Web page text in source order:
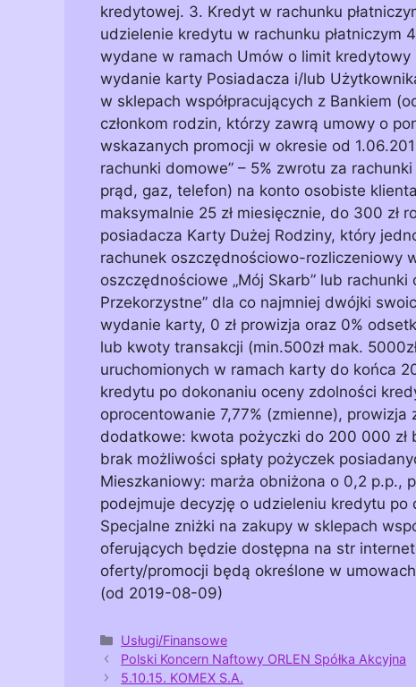
kredytowej. 3. Kredyt w rachunku
udzielenie kredytu w rachunku płatniczym
wydane w ramach Umów o limit
wydanie karty Posiadacza i/lub
w sklepach współpracujących z Bankiem
członkom rodzin, którzy zawrą umowy o
wskazanych promocji w okresie od
rachunki domowe” – 5% zwrotu za
prąd, gaz, telefon) na konto osobiste
maksymalnie 25 zł miesięcznie, do 300 zł
posiadacza Karty Dużej Rodziny, który
rachunek oszczędnościowo-rozliczeniowy
oszczędnościowe „Mój Skarb” lub
Przekorzystne” dla co najmniej dwójki
wydanie karty, 0 zł prowizja oraz 0%
lub kwoty transakcji (min.500zł mak.
uruchomionych w ramach karty do końca
kredytu po dokonaniu oceny zdolności
oprocentowanie 7,77% (zmienne),
dodatkowe: kwota pożyczki do 200 000 zł
brak możliwości spłaty pożyczek
Mieszkaniowy: marża obniżona o 0,2 p.p.,
podejmuje decyzję o udzieleniu kredytu
Specjalne zniżki na zakupy w sklepach
oferujących będzie dostępna na str
oferty/promocji będą określone w
(od 2019-08-09)
Kategorie
Usługi/Finansowe
Polski Koncern Naftowy ORLEN Spółka Akcyjna
5.10.15. KOMEX S.A.